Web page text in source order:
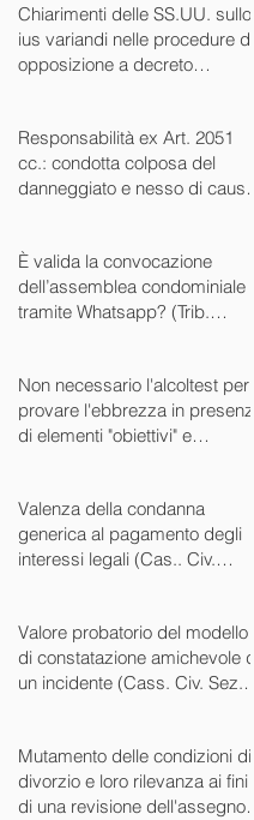
Chiarimenti delle SS.UU. sullo
ius variandi nelle procedure di
opposizione a decreto
Responsabilità ex Art. 2051
cc.: condotta colposa del
danneggiato e nesso di causa
È valida la convocazione
dell’assemblea condominiale
tramite Whatsapp? (Trib.
Non necessario l'alcoltest per
provare l'ebbrezza in presenza
di elementi "obiettivi" e
Valenza della condanna
generica al pagamento degli
interessi legali (Cas.. Civ.
Valore probatorio del modello
di constatazione amichevole di
un incidente (Cass. Civ. Sez. III
Mutamento delle condizioni di
divorzio e loro rilevanza ai fini
di una revisione dell'assegno